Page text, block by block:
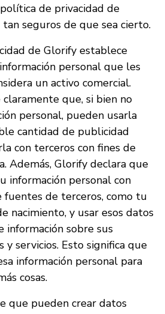
de privacidad de
seguros de que sea cierto.
de Glorify establece
personal que les
un activo comercial.
que, si bien no
personal, pueden usarla
cantidad de publicidad
con terceros con fines de
Además, Glorify declara que
información personal con
de terceros, como tu
nacimiento, y usar esos datos
información sobre sus
y servicios. Esto significa que
información personal para
cosas.
que pueden crear datos